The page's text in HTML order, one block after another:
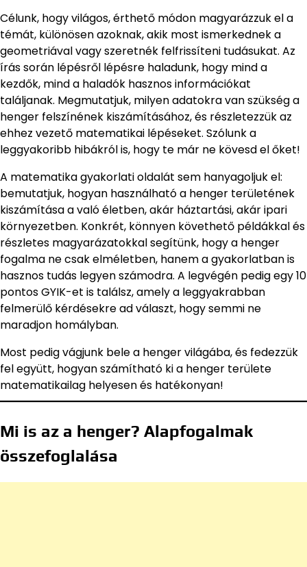
Célunk, hogy világos, érthető módon magyarázzuk el a
témát, különösen azoknak, akik most ismerkednek a
geometriával vagy szeretnék felfrissíteni tudásukat. Az
írás során lépésről lépésre haladunk, hogy mind a
kezdők, mind a haladók hasznos információkat
találjanak. Megmutatjuk, milyen adatokra van szükség a
henger felszínének kiszámításához, és részletezzük az
ehhez vezető matematikai lépéseket. Szólunk a
leggyakoribb hibákról is, hogy te már ne kövesd el őket!
A matematika gyakorlati oldalát sem hanyagoljuk el:
bemutatjuk, hogyan használható a henger területének
kiszámítása a való életben, akár háztartási, akár ipari
környezetben. Konkrét, könnyen követhető példákkal és
részletes magyarázatokkal segítünk, hogy a henger
fogalma ne csak elméletben, hanem a gyakorlatban is
hasznos tudás legyen számodra. A legvégén pedig egy 10
pontos GYIK-et is találsz, amely a leggyakrabban
felmerülő kérdésekre ad választ, hogy semmi ne
maradjon homályban.
Most pedig vágjunk bele a henger világába, és fedezzük
fel együtt, hogyan számítható ki a henger területe
matematikailag helyesen és hatékonyan!
Mi is az a henger? Alapfogalmak
összefoglalása